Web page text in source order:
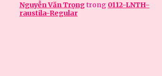
Nguyễn Văn Trọngtrong 0112-LNTH-
raustila-Regular